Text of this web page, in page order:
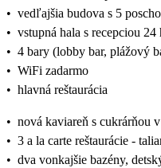
• vedľajšia budova s 5
• vstupná hala s recepciou 24
• 4 bary (lobby bar, plážový
• WiFi zadarmo
• hlavná reštaurácia
• nová kaviareň s cukrárňou
• 3 a la carte reštaurácie -
• dva vonkajšie bazény,